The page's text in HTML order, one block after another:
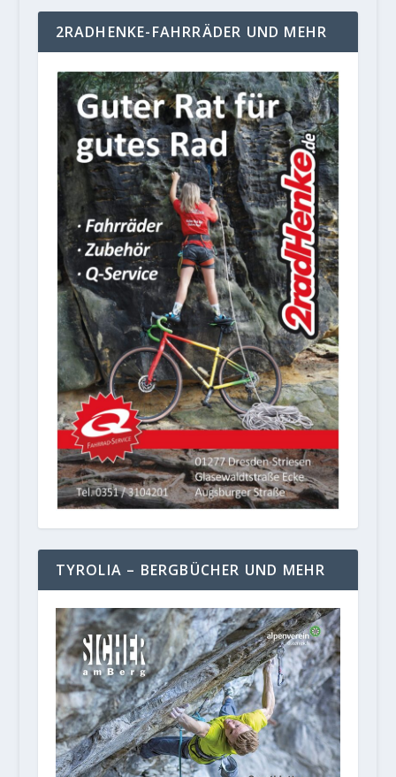
2RADHENKE-FAHRRÄDER UND MEHR
TYROLIA – BERGBÜCHER UND MEHR